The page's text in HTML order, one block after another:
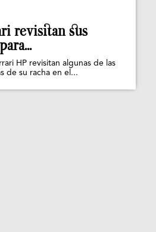
revisitan sus
HP revisitan algunas de las
de su racha en el...